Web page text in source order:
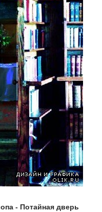
- Потайная дверь